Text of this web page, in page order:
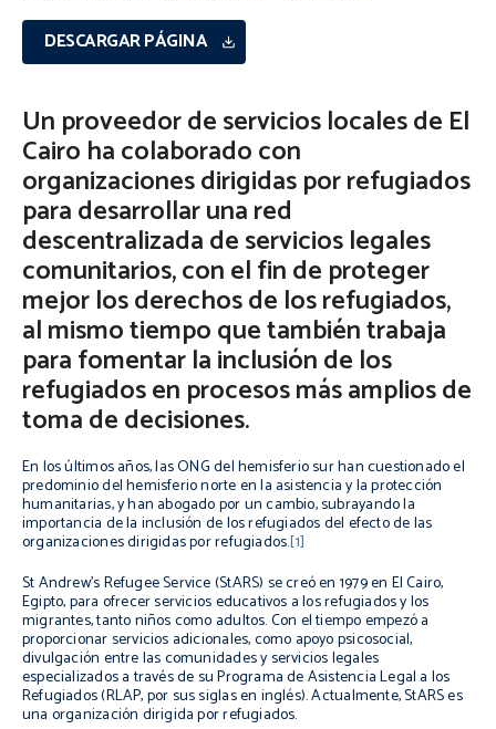
DESCARGAR PÁGINA
Un proveedor de servicios locales de El
Cairo ha colaborado con
organizaciones dirigidas por refugiados
para desarrollar una red
descentralizada de servicios legales
comunitarios, con el fin de proteger
mejor los derechos de los refugiados,
al mismo tiempo que también trabaja
para fomentar la inclusión de los
refugiados en procesos más amplios de
toma de decisiones.
En los últimos años, las ONG del hemisferio sur han cuestionado el
predominio del hemisferio norte en la asistencia y la protección
humanitarias, y han abogado por un cambio, subrayando la
importancia de la inclusión de los refugiados del efecto de las
organizaciones dirigidas por refugiados.[1]
St Andrew’s Refugee Service (StARS) se creó en 1979 en El Cairo,
Egipto, para ofrecer servicios educativos a los refugiados y los
migrantes, tanto niños como adultos. Con el tiempo empezó a
proporcionar servicios adicionales, como apoyo psicosocial,
divulgación entre las comunidades y servicios legales
especializados a través de su Programa de Asistencia Legal a los
Refugiados (RLAP, por sus siglas en inglés). Actualmente, StARS es
una organización dirigida por refugiados.